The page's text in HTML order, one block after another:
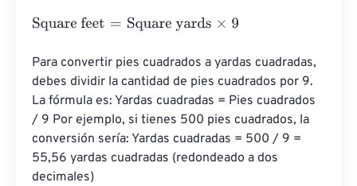
Square feet= Square yards×9
Para convertir pies cuadrados a yardas cuadradas,
debes dividir la cantidad de pies cuadrados por 9.
La fórmula es: Yardas cuadradas = Pies cuadrados
/ 9 Por ejemplo, si tienes 500 pies cuadrados, la
conversión sería: Yardas cuadradas = 500 / 9 =
55,56 yardas cuadradas (redondeado a dos
decimales)